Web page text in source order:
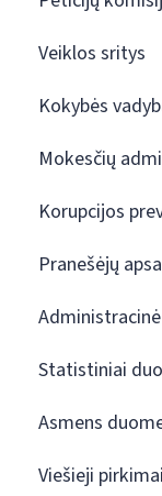
Veiklos sritys
Kokybės
Mokesčių
Korupcijos
Pranešėjų
Statistiniai
Asmens
Viešieji pirkimai